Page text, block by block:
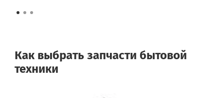
Как выбрать запчасти бытовой
техники